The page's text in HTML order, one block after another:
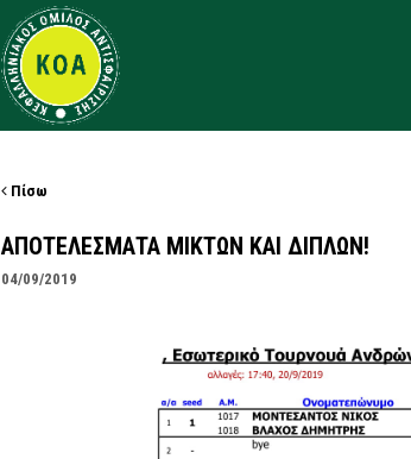
Πίσω
ΑΠΟΤΕΛΕΣΜΑΤΑ ΜΙΚΤΩΝ ΚΑΙ ΔΙΠΛΩΝ!
04/09/2019